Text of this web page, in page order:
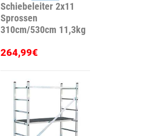
Schiebeleiter 2x11
Sprossen
310cm/530cm 11,3kg
264,99€